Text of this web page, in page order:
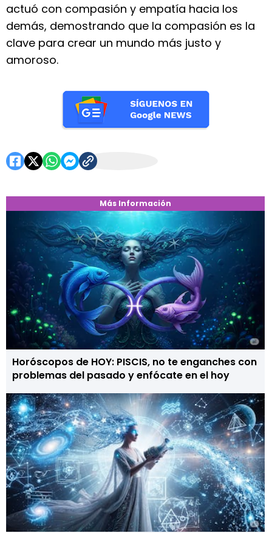
Más Información
Horóscopos de HOY: PISCIS, no te enganches con
problemas del pasado y enfócate en el hoy
actuó con compasión y empatía hacia los
demás, demostrando que la compasión es la
clave para crear un mundo más justo y
amoroso.